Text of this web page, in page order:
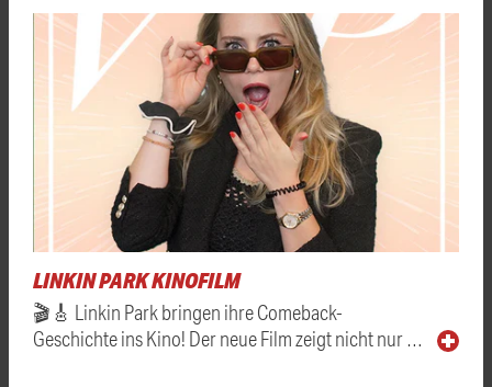
LINKIN PARK KINOFILM
🎬🎸 Linkin Park bringen ihre Comeback-
Geschichte ins Kino! Der neue Film zeigt nicht nur …